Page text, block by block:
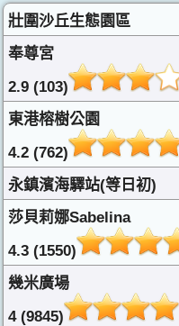
壯圍沙丘生態園區
奉尊宮
2.9 (103)
東港榕樹公園
4.2 (762)
永鎮濱海驛站(等日初)
莎貝莉娜Sabelina
4.3 (1550)
幾米廣場
4 (9845)